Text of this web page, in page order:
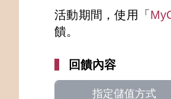
活動期間，使用「
饋。
回饋內容
指定儲值方式